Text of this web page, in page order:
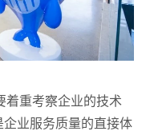
重考察企业的技术
业服务质量的直接体